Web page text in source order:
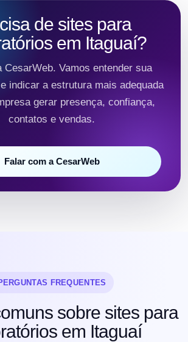
de sites para
em Itaguaí?
CesarWeb. Vamos entender sua
indicar a estrutura mais adequada
gerar presença, confiança,
contatos e vendas.
Falar com a CesarWeb
FREQUENTES
sobre sites para
em Itaguaí